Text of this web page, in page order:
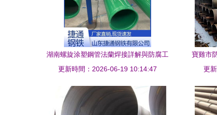
湖南螺旋涂塑鋼管法蘭焊接詳解與防腐工
藝應用
更新時間：2026-06-19 10:14:47
寶雞市
更